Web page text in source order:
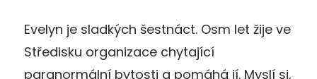
Evelyn je sladkých šestnáct. Osm let žije ve
Středisku organizace chytající
paranormální bytosti a pomáhá jí. Myslí si,